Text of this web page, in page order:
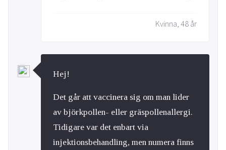
Kvinna, 48 år
Hej!
Det går att vaccinera sig om man lider
av björkpollen- eller gräspollenallergi.
Tidigare var det enbart via
injektionsbehandling, men numera finns